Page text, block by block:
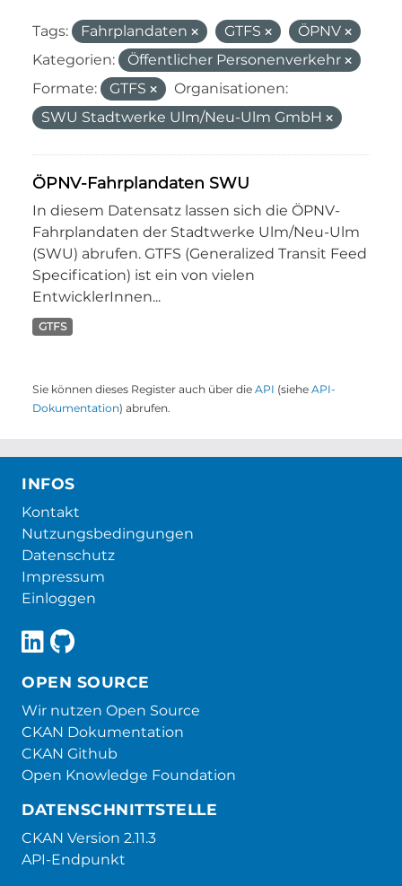
Tags: Fahrplandaten GTFS
ÖPNV
Kategorien:
Öffentlicher Personenverkehr
Formate:
GTFS
Organisationen:
SWU Stadtwerke Ulm/Neu-Ulm GmbH
ÖPNV-Fahrplandaten SWU
In diesem Datensatz lassen sich die ÖPNV-
Fahrplandaten der Stadtwerke Ulm/Neu-Ulm
(SWU) abrufen. GTFS (Generalized Transit Feed
Specification) ist ein von vielen
EntwicklerInnen...
GTFS
Sie können dieses Register auch über die API (siehe API-
Dokumentation) abrufen.
INFOS
Kontakt
Nutzungsbedingungen
Datenschutz
Impressum
Einloggen
OPEN SOURCE
Wir nutzen Open Source
CKAN Dokumentation
CKAN Github
Open Knowledge Foundation
DATENSCHNITTSTELLE
CKAN Version 2.11.3
API-Endpunkt